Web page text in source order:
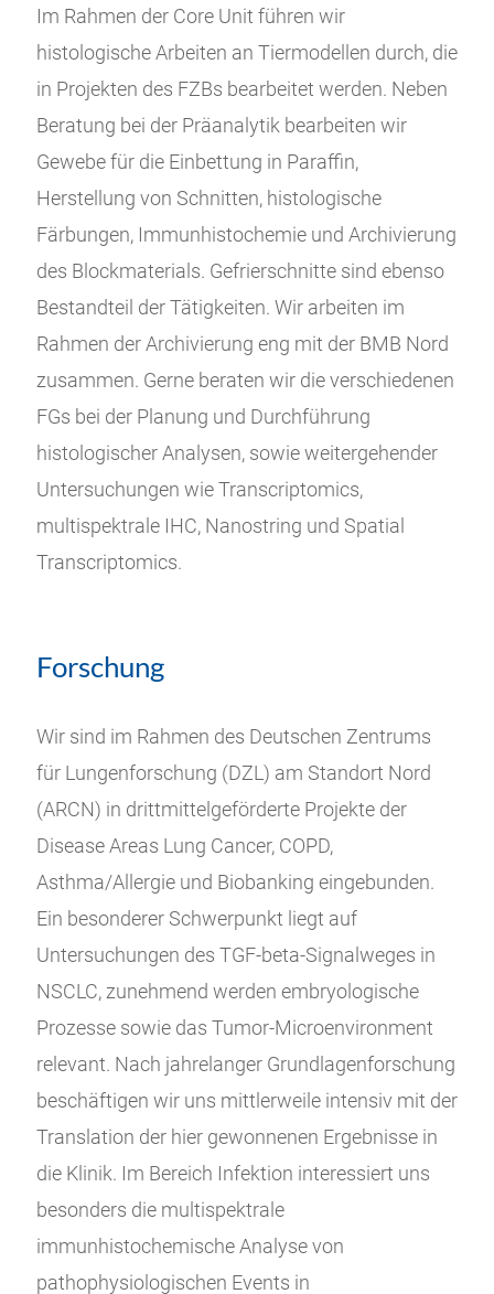
Im Rahmen der Core Unit führen wir
histologische Arbeiten an Tiermodellen durch, die
in Projekten des FZBs bearbeitet werden. Neben
Beratung bei der Präanalytik bearbeiten wir
Gewebe für die Einbettung in Paraffin,
Herstellung von Schnitten, histologische
Färbungen, Immunhistochemie und Archivierung
des Blockmaterials. Gefrierschnitte sind ebenso
Bestandteil der Tätigkeiten. Wir arbeiten im
Rahmen der Archivierung eng mit der BMB Nord
zusammen. Gerne beraten wir die verschiedenen
FGs bei der Planung und Durchführung
histologischer Analysen, sowie weitergehender
Untersuchungen wie Transcriptomics,
multispektrale IHC, Nanostring und Spatial
Transcriptomics.
Forschung
Wir sind im Rahmen des Deutschen Zentrums
für Lungenforschung (DZL) am Standort Nord
(ARCN) in drittmittelgeförderte Projekte der
Disease Areas Lung Cancer, COPD,
Asthma/Allergie und Biobanking eingebunden.
Ein besonderer Schwerpunkt liegt auf
Untersuchungen des TGF-beta-Signalweges in
NSCLC, zunehmend werden embryologische
Prozesse sowie das Tumor-Microenvironment
relevant. Nach jahrelanger Grundlagenforschung
beschäftigen wir uns mittlerweile intensiv mit der
Translation der hier gewonnenen Ergebnisse in
die Klinik. Im Bereich Infektion interessiert uns
besonders die multispektrale
immunhistochemische Analyse von
pathophysiologischen Events in